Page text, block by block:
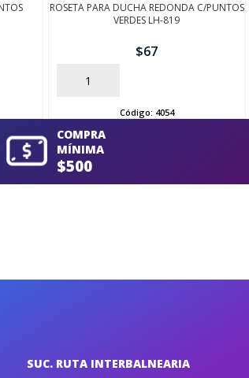
ROSETA PARA DUCHA REDONDA C/PUNTOS
VERDES LH-819
$67
AÑADIR
Código: 4054
COMPRA
MÍNIMA
$500
SUC. RUTA INTERBALNEARIA